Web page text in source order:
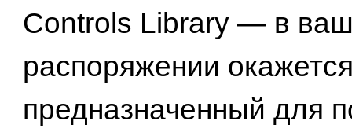
Controls Library — в
распоряжении
предназначенный для